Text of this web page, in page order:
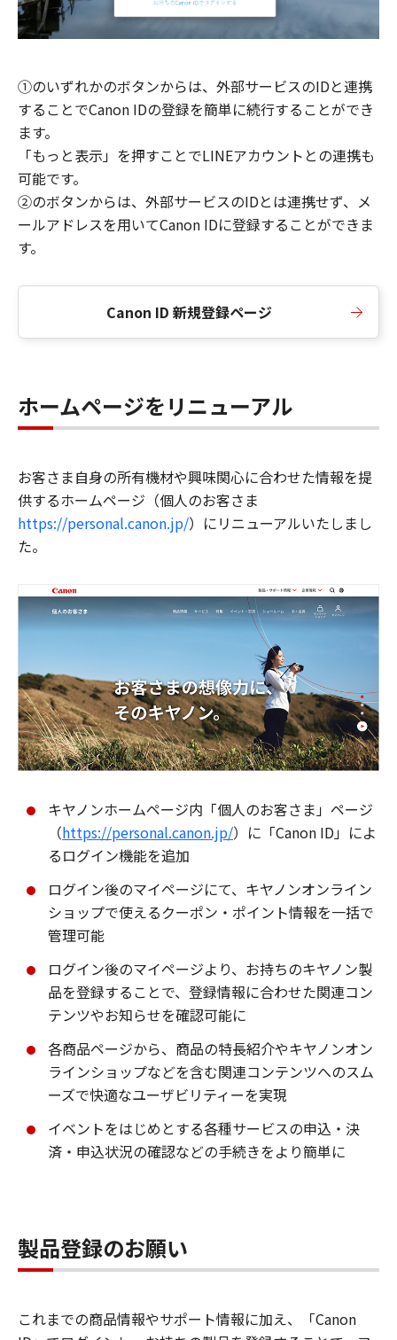
①のいずれかのボタンからは、外部サービスのIDと連携
することでCanon IDの登録を簡単に続行することができ
ます。
「もっと表示」を押すことでLINEアカウントとの連携も
可能です。
②のボタンからは、外部サービスのIDとは連携せず、メ
ールアドレスを用いてCanon IDに登録することができま
す。
Canon ID 新規登録ページ
ホームページをリニューアル
お客さま自身の所有機材や興味関心に合わせた情報を提
供するホームページ（個人のお客さま
https://personal.canon.jp/）にリニューアルいたしまし
た。
キヤノンホームページ内「個人のお客さま」ページ
（https://personal.canon.jp/）に「Canon ID」によ
るログイン機能を追加
ログイン後のマイページにて、キヤノンオンライン
ショップで使えるクーポン・ポイント情報を一括で
管理可能
ログイン後のマイページより、お持ちのキヤノン製
品を登録することで、登録情報に合わせた関連コン
テンツやお知らせを確認可能に
各商品ページから、商品の特長紹介やキヤノンオン
ラインショップなどを含む関連コンテンツへのスム
ーズで快適なユーザビリティーを実現
イベントをはじめとする各種サービスの申込・決
済・申込状況の確認などの手続きをより簡単に
製品登録のお願い
これまでの商品情報やサポート情報に加え、「Canon